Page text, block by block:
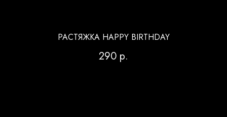
РАСТЯЖКА HAPPY BIRTHDAY
290 р.